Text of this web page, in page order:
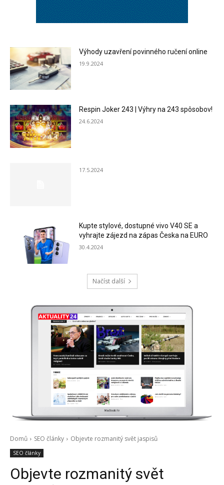
Výhody uzavření povinného ručení online
19.9.2024
Respin Joker 243 | Výhry na 243 spôsobov!
24.6.2024
17.5.2024
Kupte stylové, dostupné vivo V40 SE a
vyhrajte zájezd na zápas Česka na EURO
30.4.2024
Načíst další